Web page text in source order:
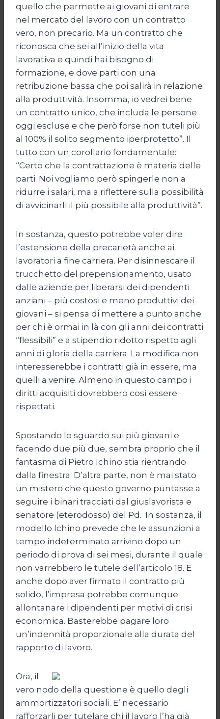
quello che permette ai giovani di entrare
nel mercato del lavoro con un contratto
vero, non precario. Ma un contratto che
riconosca che sei all’inizio della vita
lavorativa e quindi hai bisogno di
formazione, e dove parti con una
retribuzione bassa che poi salirà in relazione
alla produttività. Insomma, io vedrei bene
un contratto unico, che includa le persone
oggi escluse e che però forse non tuteli più
al 100% il solito segmento iperprotetto”. Il
tutto con un corollario fondamentale:
“Certo che la contrattazione è materia delle
parti. Noi vogliamo però spingerle non a
ridurre i salari, ma a riflettere sulla possibilità
di avvicinarli il più possibile alla produttività”.
In sostanza, questo potrebbe voler dire
l’estensione della precarietà anche ai
lavoratori a fine carriera. Per disinnescare il
trucchetto del prepensionamento, usato
dalle aziende per liberarsi dei dipendenti
anziani – più costosi e meno produttivi dei
giovani – si pensa di mettere a punto anche
per chi è ormai in là con gli anni dei contratti
“flessibili” e a stipendio ridotto rispetto agli
anni di gloria della carriera. La modifica non
interesserebbe i contratti già in essere, ma
quelli a venire. Almeno in questo campo i
diritti acquisiti dovrebbero così essere
rispettati.
Spostando lo sguardo sui più giovani e
facendo due più due, sembra proprio che il
fantasma di Pietro Ichino stia rientrando
dalla finestra. D’altra parte, non è mai stato
un mistero che questo governo puntasse a
seguire i binari tracciati dal giuslavorista e
senatore (eterodosso) del Pd. In sostanza, il
modello Ichino prevede che le assunzioni a
tempo indeterminato arrivino dopo un
periodo di prova di sei mesi, durante il quale
non varrebbero le tutele dell’articolo 18. E
anche dopo aver firmato il contratto più
solido, l’impresa potrebbe comunque
allontanare i dipendenti per motivi di crisi
economica. Basterebbe pagare loro
un’indennità proporzionale alla durata del
rapporto di lavoro.
Ora, il
vero nodo della questione è quello degli
ammortizzatori sociali. E’ necessario
rafforzarli per tutelare chi il lavoro l’ha già